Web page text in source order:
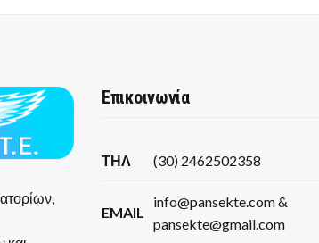
Επικοινωνία
ΤΗΛ (30) 2462502358
EMAIL
info@pansekte.com &
pansekte@gmail.com